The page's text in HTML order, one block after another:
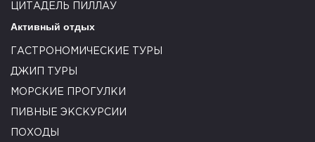
ЦИТАДЕЛЬ ПИЛЛАУ
Активный отдых
ГАСТРОНОМИЧЕСКИЕ ТУРЫ
ДЖИП ТУРЫ
МОРСКИЕ ПРОГУЛКИ
ПИВНЫЕ ЭКСКУРСИИ
ПОХОДЫ